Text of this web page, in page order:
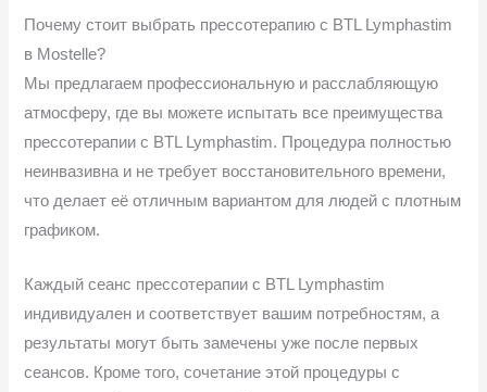
Почему стоит выбрать прессотерапию с BTL Lymphastim
в Mostelle?
Мы предлагаем профессиональную и расслабляющую
атмосферу, где вы можете испытать все преимущества
прессотерапии с BTL Lymphastim. Процедура полностью
неинвазивна и не требует восстановительного времени,
что делает её отличным вариантом для людей с плотным
графиком.
Каждый сеанс прессотерапии с BTL Lymphastim
индивидуален и соответствует вашим потребностям, а
результаты могут быть замечены уже после первых
сеансов. Кроме того, сочетание этой процедуры с